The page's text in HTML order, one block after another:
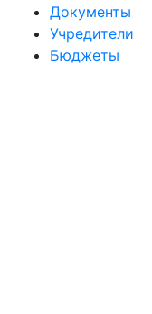
Документы
Учредители
Бюджеты